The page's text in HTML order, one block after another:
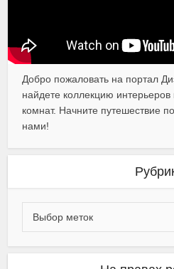
Добро пожаловать на портал
найдете коллекцию интерьеров
комнат. Начните путешествие
нами!